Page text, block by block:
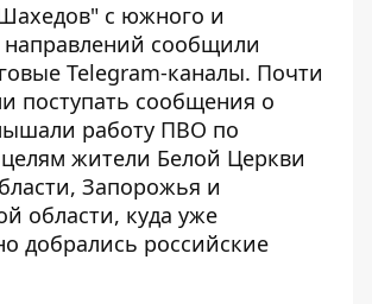
с южного и
направлений сообщили
Telegram-каналы. Почти
поступать сообщения о
работу ПВО по
жители Белой Церкви
Запорожья и
области, куда уже
добрались российские